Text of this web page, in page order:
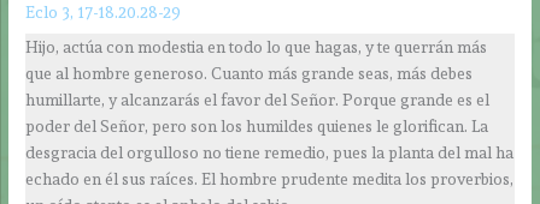
Eclo 3, 17-18.20.28-29
Hijo, actúa con modestia en todo lo que hagas, y te querrán más
que al hombre generoso. Cuanto más grande seas, más debes
humillarte, y alcanzarás el favor del Señor. Porque grande es el
poder del Señor, pero son los humildes quienes le glorifican. La
desgracia del orgulloso no tiene remedio, pues la planta del mal ha
echado en él sus raíces. El hombre prudente medita los proverbios,